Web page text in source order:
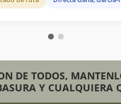
el cambio climatico nos
PD: tambien
DE TODOS,
Y CUALQUIERA